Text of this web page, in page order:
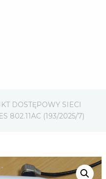
DOSTĘPOWY SIECI
802.11AC (193/2025/7)